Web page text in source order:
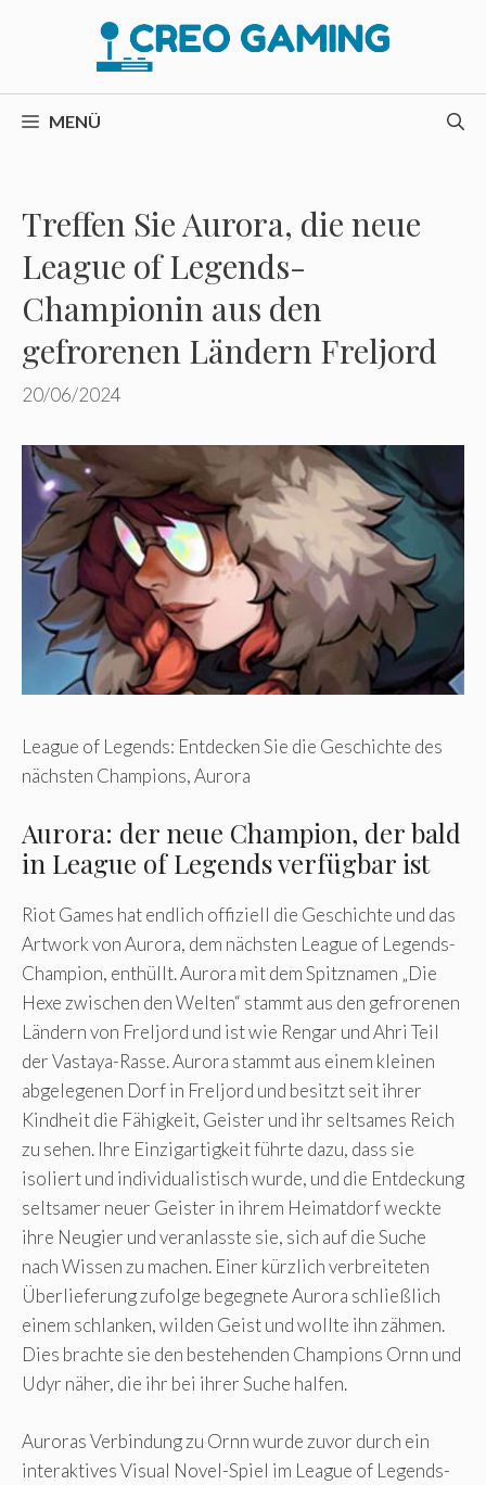
MENÜ
Treffen Sie Aurora, die neue
League of Legends-
Championin aus den
gefrorenen Ländern Freljord
20/06/2024
League of Legends: Entdecken Sie die Geschichte des
nächsten Champions, Aurora
Aurora: der neue Champion, der bald
in League of Legends verfügbar ist
Riot Games hat endlich offiziell die Geschichte und das
Artwork von Aurora, dem nächsten League of Legends-
Champion, enthüllt. Aurora mit dem Spitznamen „Die
Hexe zwischen den Welten“ stammt aus den gefrorenen
Ländern von Freljord und ist wie Rengar und Ahri Teil
der Vastaya-Rasse. Aurora stammt aus einem kleinen
abgelegenen Dorf in Freljord und besitzt seit ihrer
Kindheit die Fähigkeit, Geister und ihr seltsames Reich
zu sehen. Ihre Einzigartigkeit führte dazu, dass sie
isoliert und individualistisch wurde, und die Entdeckung
seltsamer neuer Geister in ihrem Heimatdorf weckte
ihre Neugier und veranlasste sie, sich auf die Suche
nach Wissen zu machen. Einer kürzlich verbreiteten
Überlieferung zufolge begegnete Aurora schließlich
einem schlanken, wilden Geist und wollte ihn zähmen.
Dies brachte sie den bestehenden Champions Ornn und
Udyr näher, die ihr bei ihrer Suche halfen.
Auroras Verbindung zu Ornn wurde zuvor durch ein
interaktives Visual Novel-Spiel im League of Legends-